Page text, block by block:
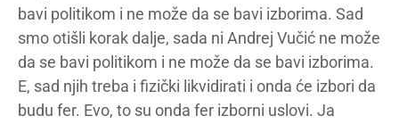
bavi politikom i ne može da se bavi izborima. Sad
smo otišli korak dalje, sada ni Andrej Vučić ne može
da se bavi politikom i ne može da se bavi izborima.
E, sad njih treba i fizički likvidirati i onda će izbori da
budu fer. Evo, to su onda fer izborni uslovi. Ja